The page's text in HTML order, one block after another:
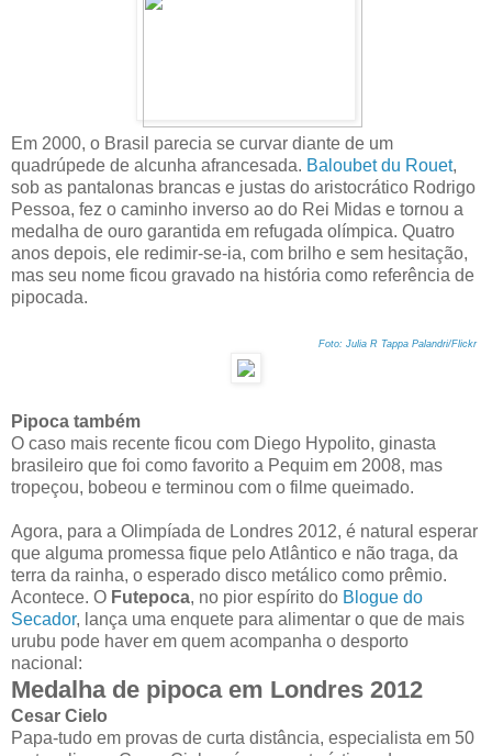
Em 2000, o Brasil parecia se curvar diante de um
quadrúpede de alcunha afrancesada. Baloubet du Rouet,
sob as pantalonas brancas e justas do aristocrático Rodrigo
Pessoa, fez o caminho inverso ao do Rei Midas e tornou a
medalha de ouro garantida em refugada olímpica. Quatro
anos depois, ele redimir-se-ia, com brilho e sem hesitação,
mas seu nome ficou gravado na história como referência de
pipocada.
Foto: Julia R Tappa Palandri/Flickr
Pipoca também
O caso mais recente ficou com Diego Hypolito, ginasta
brasileiro que foi como favorito a Pequim em 2008, mas
tropeçou, bobeou e terminou com o filme queimado.
Agora, para a Olimpíada de Londres 2012, é natural esperar
que alguma promessa fique pelo Atlântico e não traga, da
terra da rainha, o esperado disco metálico como prêmio.
Acontece. O Futepoca, no pior espírito do Blogue do
Secador, lança uma enquete para alimentar o que de mais
urubu pode haver em quem acompanha o desporto
nacional:
Medalha de pipoca em Londres 2012
Cesar Cielo
Papa-tudo em provas de curta distância, especialista em 50